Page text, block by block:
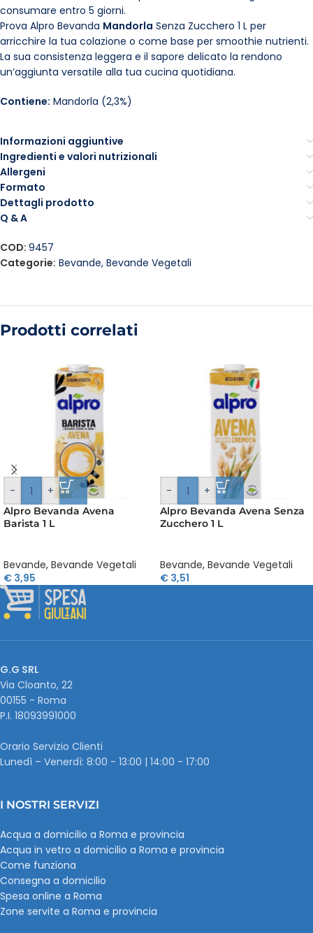
consumare entro 5 giorni.
Prova Alpro Bevanda Mandorla Senza Zucchero 1 L per
arricchire la tua colazione o come base per smoothie nutrienti.
La sua consistenza leggera e il sapore delicato la rendono
un’aggiunta versatile alla tua cucina quotidiana.
Contiene: Mandorla (2,3%)
Informazioni aggiuntive
Ingredienti e valori nutrizionali
Allergeni
Formato
Dettagli prodotto
Q & A
COD: 9457
Categorie: Bevande, Bevande Vegetali
Prodotti correlati
- +
Alpro Bevanda Avena
Barista 1 L
Bevande, Bevande Vegetali
€ 3,95
- +
Alpro Bevanda Avena Senza
Zucchero 1 L
Bevande, Bevande Vegetali
€ 3,51
G.G SRL
Via Cloanto, 22
00155 - Roma
P.I. ‭18093991000
Orario Servizio Clienti
Lunedì – Venerdì: 8:00 - 13:00 | 14:00 - 17:00
I NOSTRI SERVIZI
Acqua a domicilio a Roma e provincia
Acqua in vetro a domicilio a Roma e provincia
Come funziona
Consegna a domicilio
Spesa online a Roma
Zone servite a Roma e provincia